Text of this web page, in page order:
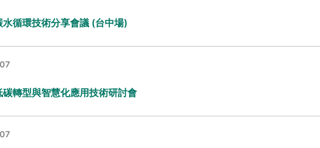
水循環技術分享會議 (台中場)
碳轉型與智慧化應用技術研討會